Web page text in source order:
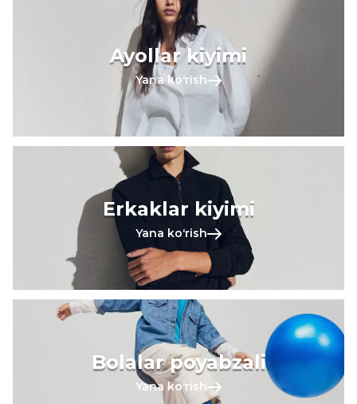
Ayollar kiyimi
Yana koʻrish
Erkaklar kiyimi
Yana koʻrish
Bolalar poyabzali
Yana koʻrish